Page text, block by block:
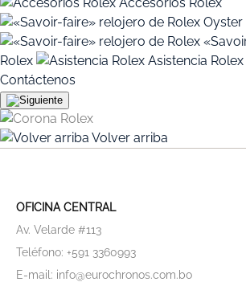
Rolex
Asistencia Rolex
Contáctenos
Volver arriba
OFICINA CENTRAL
Av. Velarde #113
Teléfono: +591 3360993
E-mail: info@eurochronos.com.bo